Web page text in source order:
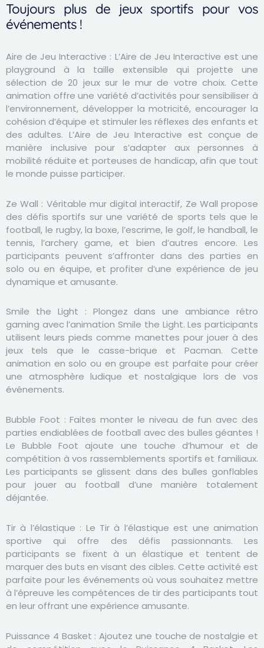
Toujours plus de jeux sportifs pour vos
événements !
Aire de Jeu Interactive : L’Aire de Jeu Interactive est une
playground à la taille extensible qui projette une
sélection de 20 jeux sur le mur de votre choix. Cette
animation offre une variété d’activités pour sensibiliser à
l’environnement, développer la motricité, encourager la
cohésion d’équipe et stimuler les réflexes des enfants et
des adultes. L’Aire de Jeu Interactive est conçue de
manière inclusive pour s’adapter aux personnes à
mobilité réduite et porteuses de handicap, afin que tout
le monde puisse participer.
Ze Wall : Véritable mur digital interactif, Ze Wall propose
des défis sportifs sur une variété de sports tels que le
football, le rugby, la boxe, l’escrime, le golf, le handball, le
tennis, l’archery game, et bien d’autres encore. Les
participants peuvent s’affronter dans des parties en
solo ou en équipe, et profiter d’une expérience de jeu
dynamique et amusante.
Smile the Light : Plongez dans une ambiance rétro
gaming avec l’animation Smile the Light. Les participants
utilisent leurs pieds comme manettes pour jouer à des
jeux tels que le casse-brique et Pacman. Cette
animation en solo ou en groupe est parfaite pour créer
une atmosphère ludique et nostalgique lors de vos
événements.
Bubble Foot :Faites monter le niveau de fun avec des
parties endiablées de football avec des bulles géantes !
Le Bubble Foot ajoute une touche d’humour et de
compétition à vos rassemblements sportifs et familiaux.
Les participants se glissent dans des bulles gonflables
pour jouer au football d’une manière totalement
déjantée.
Tir à l’élastique : Le Tir à l’élastique est une animation
sportive qui offre des défis passionnants. Les
participants se fixent à un élastique et tentent de
marquer des buts en visant des cibles. Cette activité est
parfaite pour les événements où vous souhaitez mettre
à l’épreuve les compétences de tir des participants tout
en leur offrant une expérience amusante.
Puissance 4 Basket :Ajoutez une touche de nostalgie et